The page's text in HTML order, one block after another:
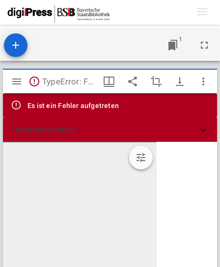
1
Mirador
Viewer
TypeError: Failed to fetch
Es ist ein Fehler aufgetreten
Technische Details